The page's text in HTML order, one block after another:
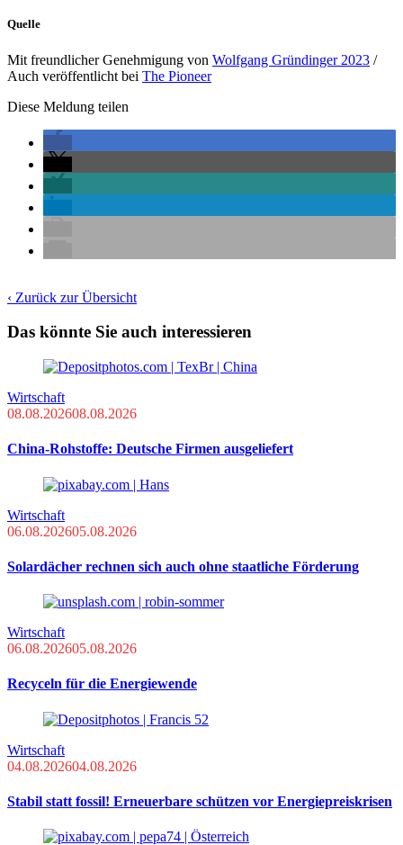
Quelle
Mit freundlicher Genehmigung von Wolfgang Gründinger 2023 /
Auch veröffentlicht bei The Pioneer
Diese Meldung teilen
‹ Zurück zur Übersicht
Das könnte Sie auch interessieren
Wirtschaft
08.08.202608.08.2026
China-Rohstoffe: Deutsche Firmen ausgeliefert
Wirtschaft
06.08.202605.08.2026
Solardächer rechnen sich auch ohne staatliche Förderung
Wirtschaft
06.08.202605.08.2026
Recyceln für die Energiewende
Wirtschaft
04.08.202604.08.2026
Stabil statt fossil! Erneuerbare schützen vor Energiepreiskrisen